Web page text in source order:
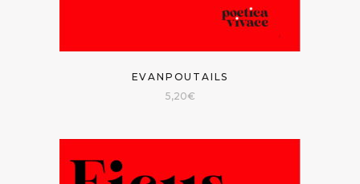
EVANPOUTAILS
5,20€